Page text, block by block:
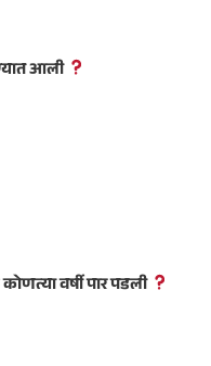
आली
वर्षी पार पडली